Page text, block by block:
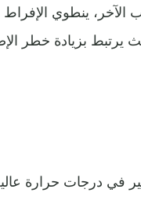
الآخر، ينطوي
يرتبط بزيادة خطر
في درجات حرارة